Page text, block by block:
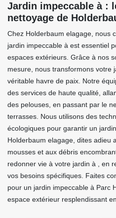
Jardin impeccable à :
nettoyage de
Chez Holderbaum elagage, nous
jardin impeccable à est essentiel
espaces extérieurs. Grâce à nos
mesure, nous transformons votre
véritable havre de paix. Notre
des services de haute qualité,
des pelouses, en passant par le
terrasses. Nous utilisons des
écologiques pour garantir un
Holderbaum elagage, dites adieu
mousses et aux débris
redonner vie à votre jardin à , en
vos besoins spécifiques. Faites
pour un jardin impeccable à Parc
espace extérieur resplendissant